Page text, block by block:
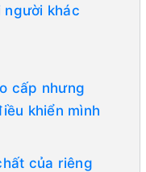
người khác
cấp nhưng
khiển mình
của riêng